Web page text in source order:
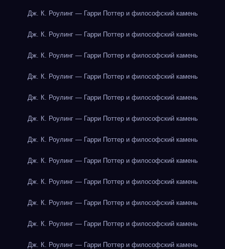
Дж. К. Роулинг — Гарри Поттер и философский камень
Дж. К. Роулинг — Гарри Поттер и философский камень
Дж. К. Роулинг — Гарри Поттер и философский камень
Дж. К. Роулинг — Гарри Поттер и философский камень
Дж. К. Роулинг — Гарри Поттер и философский камень
Дж. К. Роулинг — Гарри Поттер и философский камень
Дж. К. Роулинг — Гарри Поттер и философский камень
Дж. К. Роулинг — Гарри Поттер и философский камень
Дж. К. Роулинг — Гарри Поттер и философский камень
Дж. К. Роулинг — Гарри Поттер и философский камень
Дж. К. Роулинг — Гарри Поттер и философский камень
Дж. К. Роулинг — Гарри Поттер и философский камень